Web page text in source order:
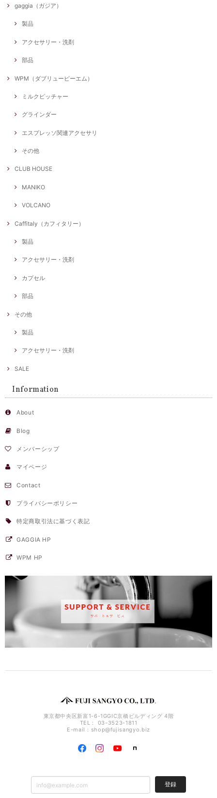
gaggia（ガジア）
製品
アクセサリー・洗剤
部品
WPM（ダブリューピーエム）
ミルクピッチャー
グラインダー
エスプレッソ関連アクセサリ
その他
CLUB HOUSE
MANIKO
VOLCANO
Caffitaly（カフィタリー）
製品
アクセサリー・洗剤
カプセル
部品
その他
製品
アクセサリー・洗剤
SALE
Information
About
Blog
メンバーシップ
マイページ
Contact
プライバシーポリシー
特定商取引法に基づく表記
GAGGIA HP
WPM HP
東京都中央区新富1-6-1GGIC京橋ビルディング 4階
TEL： 03-3523-1811
E-mail： shop@fujisangyo.biz
登録